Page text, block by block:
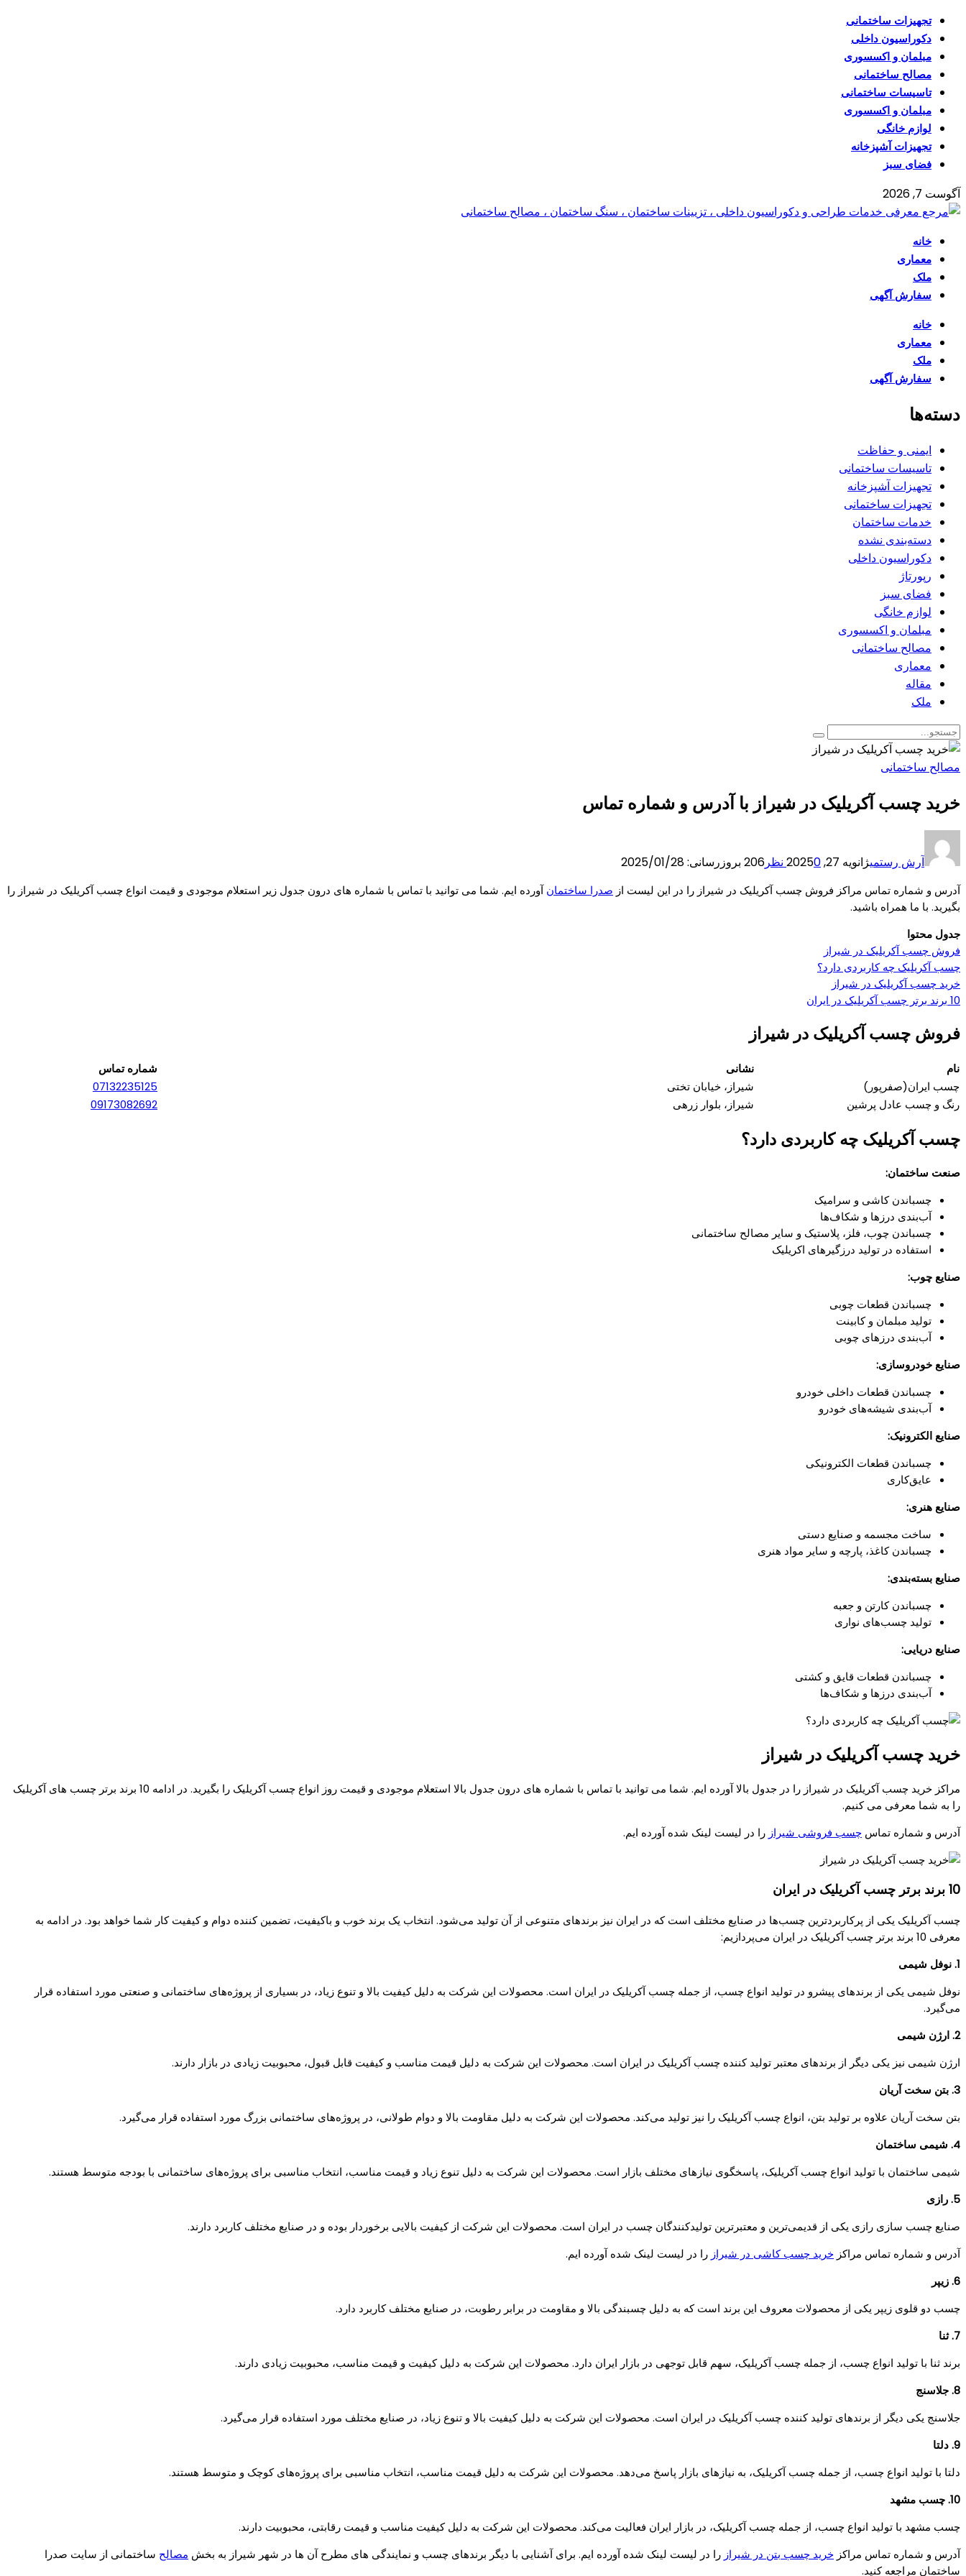
تجهیزات ساختمانی
دکوراسیون داخلی
مبلمان و اکسسوری
مصالح ساختمانی
تاسیسات ساختمانی
مبلمان و اکسسوری
لوازم خانگی
تجهیزات آشپزخانه
فضای سبز
آگوست 7, 2026
خانه
معماری
ملک
سفارش آگهی
خانه
معماری
ملک
سفارش آگهی
دسته‌ها
ایمنی و حفاظت
تاسیسات ساختمانی
تجهیزات آشپزخانه
تجهیزات ساختمانی
خدمات ساختمان
دسته‌بندی نشده
دکوراسیون داخلی
رپورتاژ
فضای سبز
لوازم خانگی
مبلمان و اکسسوری
مصالح ساختمانی
معماری
مقاله
ملک
مصالح ساختمانی
خرید چسب آکریلیک در شیراز با آدرس و شماره تماس
آرش رستمیژانویه 27, 2025 0 نظر 206 بروزرسانی: 2025/01/28
آدرس و شماره تماس مراکز فروش چسب آکریلیک در شیراز را در این لیست از صدرا ساختمانآورده ایم. شما می توانید با تماس با شماره های درون جدول زیر استعلام موجودی و قیمت انواع چسب آکریلیک در شیراز را
بگیرید. با ما همراه باشید.
جدول محتوا
فروش چسب آکریلیک در شیراز
چسب آکریلیک چه کاربردی دارد؟
خرید چسب آکریلیک در شیراز
10 برند برتر چسب آکریلیک در ایران
فروش چسب آکریلیک در شیراز
نام نشانی
شماره تماس
چسب ایران(صفرپور)
شیراز، خیابان تختی
07132235125
رنگ و چسب عادل پرشین
شیراز، بلوار زرهی 09173082692
چسب آکریلیک چه کاربردی دارد؟
صنعت ساختمان:
چسباندن کاشی و سرامیک
آب‌بندی درزها و شکاف‌ها
چسباندن چوب، فلز، پلاستیک و سایر مصالح ساختمانی
استفاده در تولید درزگیرهای اکریلیک
صنایع چوب:
چسباندن قطعات چوبی
تولید مبلمان و کابینت
آب‌بندی درزهای چوبی
صنایع خودروسازی:
چسباندن قطعات داخلی خودرو
آب‌بندی شیشه‌های خودرو
صنایع الکترونیک:
چسباندن قطعات الکترونیکی
عایق‌کاری
صنایع هنری:
ساخت مجسمه و صنایع دستی
چسباندن کاغذ، پارچه و سایر مواد هنری
صنایع بسته‌بندی:
چسباندن کارتن و جعبه
تولید چسب‌های نواری
صنایع دریایی:
چسباندن قطعات قایق و کشتی
آب‌بندی درزها و شکاف‌ها
خرید چسب آکریلیک در شیراز
مراکز خرید چسب آکریلیک در شیراز را در جدول بالا آورده ایم. شما می توانید با تماس با شماره های درون جدول بالا استعلام موجودی و قیمت روز انواع چسب آکریلیک را بگیرید. در ادامه 10 برند برتر چسب های آکریلیک
را به شما معرفی می کنیم.
آدرس و شماره تماس چسب فروشی شیراز را در لیست لینک شده آورده ایم.
10 برند برتر چسب آکریلیک در ایران
چسب آکریلیک یکی از پرکاربردترین چسب‌ها در صنایع مختلف است که در ایران نیز برندهای متنوعی از آن تولید می‌شود. انتخاب یک برند خوب و باکیفیت، تضمین کننده دوام و کیفیت کار شما خواهد بود. در ادامه به
معرفی 10 برند برتر چسب آکریلیک در ایران می‌پردازیم:
1. نوفل شیمی
نوفل شیمی یکی از برندهای پیشرو در تولید انواع چسب، از جمله چسب آکریلیک در ایران است. محصولات این شرکت به دلیل کیفیت بالا و تنوع زیاد، در بسیاری از پروژه‌های ساختمانی و صنعتی مورد استفاده قرار
می‌گیرد.
2. ارژن شیمی
ارژن شیمی نیز یکی دیگر از برندهای معتبر تولید کننده چسب آکریلیک در ایران است. محصولات این شرکت به دلیل قیمت مناسب و کیفیت قابل قبول، محبوبیت زیادی در بازار دارند.
3. بتن سخت آریان
بتن سخت آریان علاوه بر تولید بتن، انواع چسب آکریلیک را نیز تولید می‌کند. محصولات این شرکت به دلیل مقاومت بالا و دوام طولانی، در پروژه‌های ساختمانی بزرگ مورد استفاده قرار می‌گیرد.
4. شیمی ساختمان
شیمی ساختمان با تولید انواع چسب آکریلیک، پاسخگوی نیازهای مختلف بازار است. محصولات این شرکت به دلیل تنوع زیاد و قیمت مناسب، انتخاب مناسبی برای پروژه‌های ساختمانی با بودجه متوسط هستند.
5. رازی
صنایع چسب سازی رازی یکی از قدیمی‌ترین و معتبرترین تولیدکنندگان چسب در ایران است. محصولات این شرکت از کیفیت بالایی برخوردار بوده و در صنایع مختلف کاربرد دارند.
آدرس و شماره تماس مراکز خرید چسب کاشی در شیراز را در لیست لینک شده آورده ایم.
6. زیپر
چسب دو قلوی زیپر یکی از محصولات معروف این برند است که به دلیل چسبندگی بالا و مقاومت در برابر رطوبت، در صنایع مختلف کاربرد دارد.
7. ثنا
برند ثنا با تولید انواع چسب، از جمله چسب آکریلیک، سهم قابل توجهی در بازار ایران دارد. محصولات این شرکت به دلیل کیفیت و قیمت مناسب، محبوبیت زیادی دارند.
8. جلاسنج
جلاسنج یکی دیگر از برندهای تولید کننده چسب آکریلیک در ایران است. محصولات این شرکت به دلیل کیفیت بالا و تنوع زیاد، در صنایع مختلف مورد استفاده قرار می‌گیرد.
9. دلتا
دلتا با تولید انواع چسب، از جمله چسب آکریلیک، به نیازهای بازار پاسخ می‌دهد. محصولات این شرکت به دلیل قیمت مناسب، انتخاب مناسبی برای پروژه‌های کوچک و متوسط هستند.
10. چسب مشهد
چسب مشهد با تولید انواع چسب، از جمله چسب آکریلیک، در بازار ایران فعالیت می‌کند. محصولات این شرکت به دلیل کیفیت مناسب و قیمت رقابتی، محبوبیت دارند.
آدرس و شماره تماس مراکز خرید چسب بتن در شیراز را در لیست لینک شده آورده ایم. برای آشنایی با دیگر برندهای چسب و نمایندگی های مطرح آن ها در شهر شیراز به بخش مصالح ساختمانی از سایت صدرا
ساختمان مراجعه کنید.